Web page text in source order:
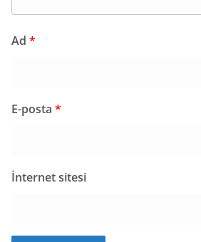
Ad *
E-posta *
İnternet sitesi